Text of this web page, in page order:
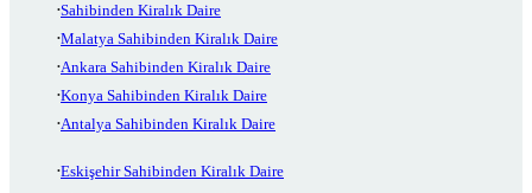
Sahibinden Kiralık Daire
Malatya Sahibinden Kiralık Daire
Ankara Sahibinden Kiralık Daire
Konya Sahibinden Kiralık Daire
Antalya Sahibinden Kiralık Daire
Eskişehir Sahibinden Kiralık Daire